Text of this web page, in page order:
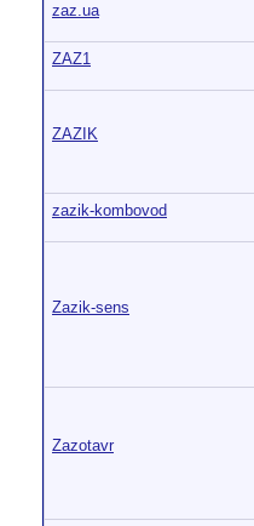
zaz.ua
ZAZ1
ZAZIK
zazik-kombovod
Zazik-sens
Zazotavr